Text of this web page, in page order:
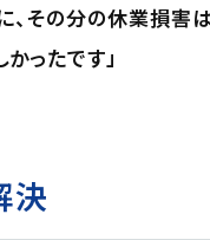
、その分の休業損害
ったです」
決